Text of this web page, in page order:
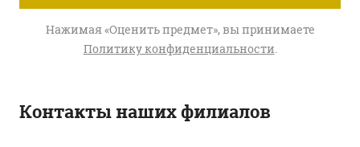
Нажимая «Оценить предмет», вы принимаете
Политику конфиденциальности.
Контакты наших филиалов